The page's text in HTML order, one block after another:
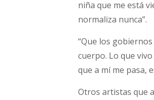
niña que me está
normaliza nunca”.
“Que los
cuerpo. Lo que
que a mí me pasa,
Otros artistas que